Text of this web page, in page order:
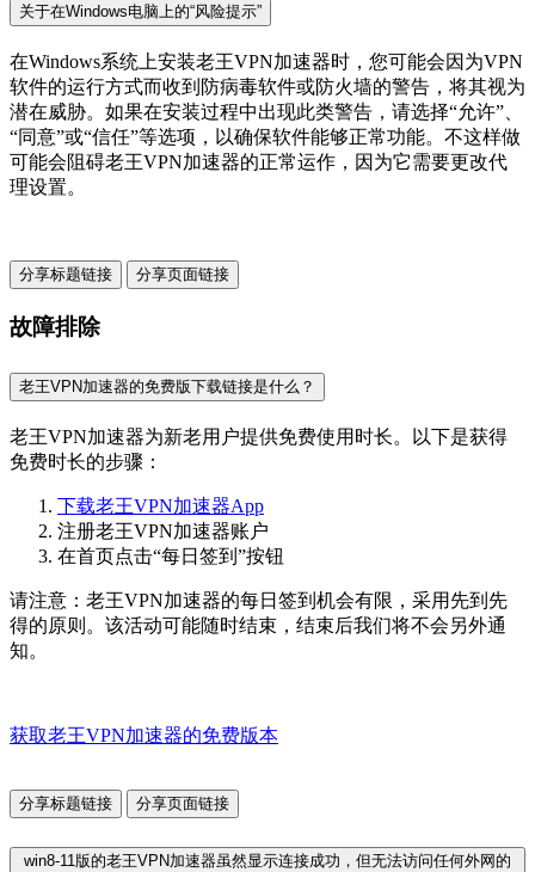
关于在Windows电脑上的“风险提示”
在Windows系统上安装老王VPN加速器时，您可能会因为VPN
软件的运行方式而收到防病毒软件或防火墙的警告，将其视为
潜在威胁。如果在安装过程中出现此类警告，请选择“允许”、
“同意”或“信任”等选项，以确保软件能够正常功能。不这样做
可能会阻碍老王VPN加速器的正常运作，因为它需要更改代
理设置。
分享标题链接 分享页面链接
故障排除
老王VPN加速器的免费版下载链接是什么？
老王VPN加速器为新老用户提供免费使用时长。以下是获得
免费时长的步骤：
下载老王VPN加速器App
注册老王VPN加速器账户
在首页点击“每日签到”按钮
请注意：老王VPN加速器的每日签到机会有限，采用先到先
得的原则。该活动可能随时结束，结束后我们将不会另外通
知。
获取老王VPN加速器的免费版本
分享标题链接 分享页面链接
win8-11版的老王VPN加速器虽然显示连接成功，但无法访问任何外网的